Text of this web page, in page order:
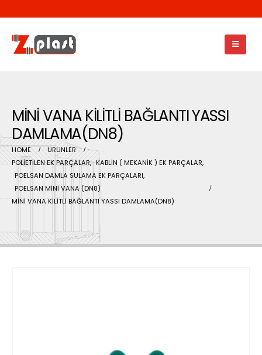
MİNİ VANA KİLİTLİ BAĞLANTI YASSI
DAMLAMA(DN8)
HOME
ÜRÜNLER
POLİETİLEN EK PARÇALAR, KABLİN ( MEKANİK ) EK PARÇALAR,
POELSAN DAMLA SULAMA EK PARÇALARI,
POELSAN MİNİ VANA (DN8)
MİNİ VANA KİLİTLİ BAĞLANTI YASSI DAMLAMA(DN8)